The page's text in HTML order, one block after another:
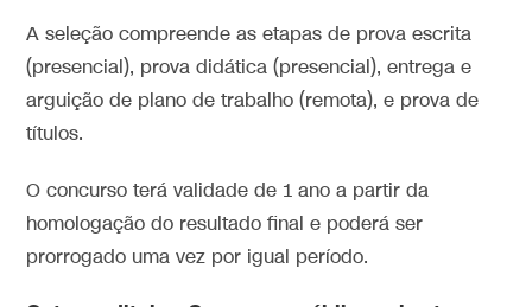
A seleção compreende as etapas de prova escrita
(presencial), prova didática (presencial), entrega e
arguição de plano de trabalho (remota), e prova de
títulos.
O concurso terá validade de 1 ano a partir da
homologação do resultado final e poderá ser
prorrogado uma vez por igual período.